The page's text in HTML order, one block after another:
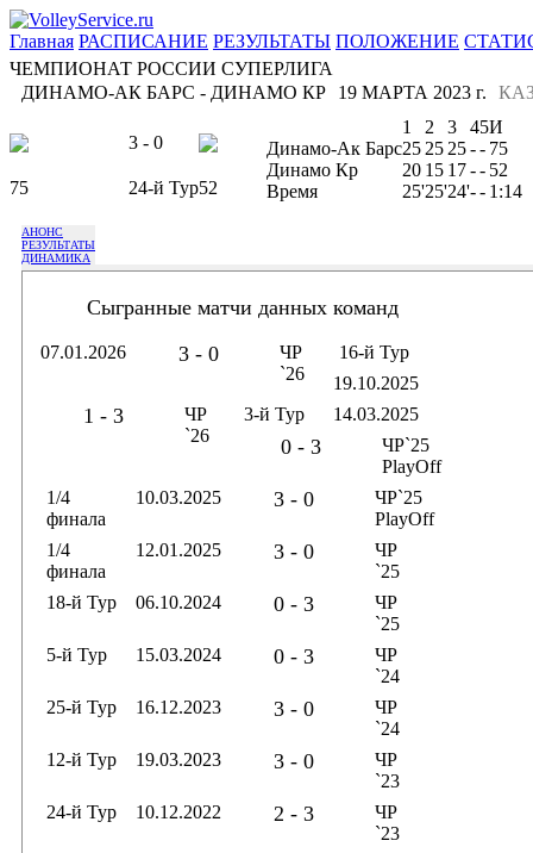
Главная РАСПИСАНИЕ РЕЗУЛЬТАТЫ ПОЛОЖЕНИЕ
ЧЕМПИОНАТ РОССИИ СУПЕРЛИГА
ДИНАМО-АК БАРС - ДИНАМО КР
19 МАРТА 2023 г.
3 - 0
75 24-й Тур52
1 2 3 45И
Динамо-Ак Барс25 25 25-- 75
Динамо Кр
20 15 17-- 52
Время
25'25'24'-- 1:14
АНОНС
РЕЗУЛЬТАТЫ
ДИНАМИКА
Сыгранные матчи данных команд
07.01.2026 3 - 0
ЧР
`26
16-й Тур
19.10.2025
1 - 3
ЧР
`26
3-й Тур 14.03.2025
0 - 3
ЧР`25
PlayOff
1/4
финала
10.03.2025 3 - 0
ЧР`25
PlayOff
1/4
финала
12.01.2025 3 - 0
ЧР
`25
18-й Тур
06.10.2024 0 - 3
ЧР
`25
5-й Тур
15.03.2024 0 - 3
ЧР
`24
25-й Тур
16.12.2023 3 - 0
ЧР
`24
12-й Тур
19.03.2023 3 - 0
ЧР
`23
24-й Тур
10.12.2022 2 - 3
ЧР
`23